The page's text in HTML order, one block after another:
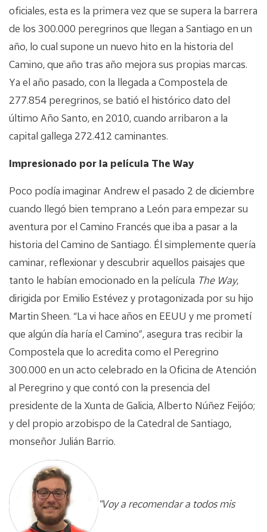
oficiales, esta es la primera vez que se supera la barrera
de los 300.000 peregrinos que llegan a Santiago en un
año, lo cual supone un nuevo hito en la historia del
Camino, que año tras año mejora sus propias marcas.
Ya el año pasado, con la llegada a Compostela de
277.854 peregrinos, se batió el histórico dato del
último Año Santo, en 2010, cuando arribaron a la
capital gallega 272.412 caminantes.
Impresionado por la película The Way
Poco podía imaginar Andrew el pasado 2 de diciembre
cuando llegó bien temprano a León para empezar su
aventura por el Camino Francés que iba a pasar a la
historia del Camino de Santiago. Él simplemente quería
caminar, reflexionar y descubrir aquellos paisajes que
tanto le habían emocionado en la película The Way,
dirigida por Emilio Estévez y protagonizada por su hijo
Martin Sheen. “La vi hace años en EEUU y me prometí
que algún día haría el Camino”, asegura tras recibir la
Compostela que lo acredita como el Peregrino
300.000 en un acto celebrado en la Oficina de Atención
al Peregrino y que contó con la presencia del
presidente de la Xunta de Galicia, Alberto Núñez Feijóo;
y del propio arzobispo de la Catedral de Santiago,
monseñor Julián Barrio.
"Voy a recomendar a todos mis